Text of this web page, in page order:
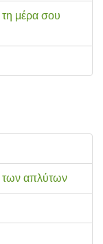
τη μέρα σου
των απλύτων